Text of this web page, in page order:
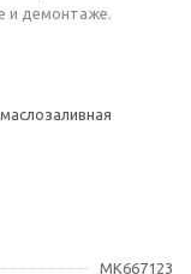
и демонтаже.
MK667123